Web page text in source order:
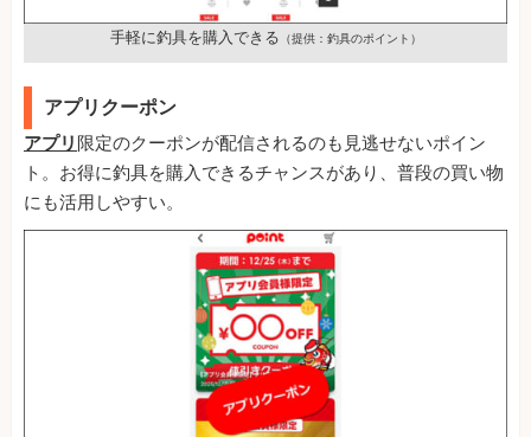
手軽に釣具を購入できる （提供：釣具のポイント）
アプリクーポン
アプリ 限定のクーポンが配信されるのも見逃せないポイン
ト。お得に釣具を購入できるチャンスがあり、普段の買い物
にも活用しやすい。